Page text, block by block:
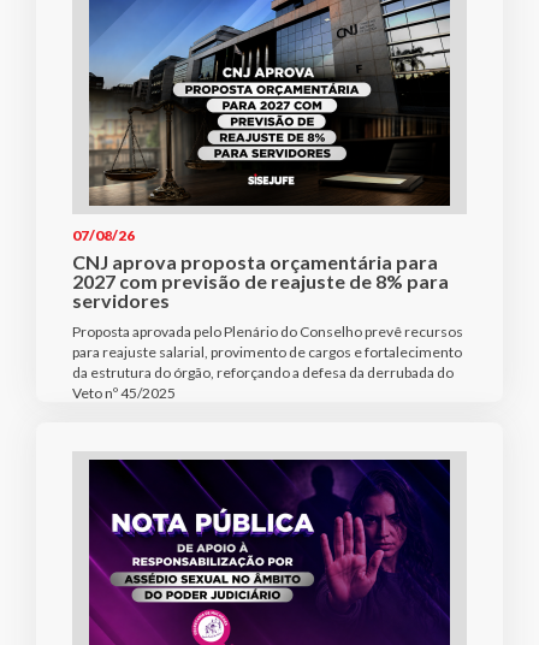
07/08/26
CNJ aprova proposta orçamentária para
2027 com previsão de reajuste de 8% para
servidores
Proposta aprovada pelo Plenário do Conselho prevê recursos
para reajuste salarial, provimento de cargos e fortalecimento
da estrutura do órgão, reforçando a defesa da derrubada do
Veto nº 45/2025